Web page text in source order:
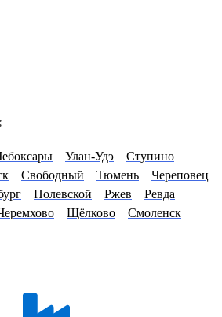
Улан-Удэ
Ступино
Свободный Тюмень
Череповец
Полевской Ржев
Ревда
Щёлково Смоленск